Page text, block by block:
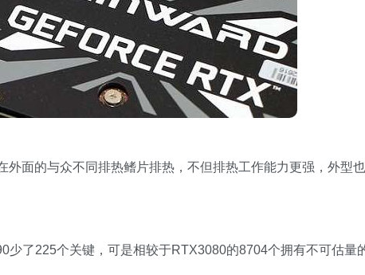
外面的与众不同排热鳍片排热，不但排热工作能力更强，外型也
少了225个关键，可是相较于RTX3080的8704个拥有不可估量